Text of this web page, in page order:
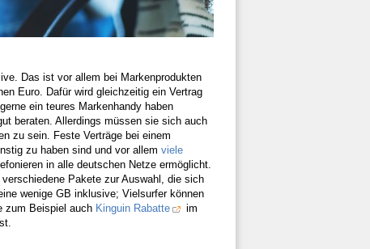
Das ist vor allem bei Markenprodukten
Euro. Dafür wird gleichzeitig ein Vertrag
ein teures Markenhandy haben
beraten. Allerdings müssen sie sich auch
zu sein. Feste Verträge bei einem
zu haben sind und vor allem viele
in alle deutschen Netze ermöglicht.
Pakete zur Auswahl, die sich
wenige GB inklusive; Vielsurfer können
zum Beispiel auch Kinguin Rabatte
im